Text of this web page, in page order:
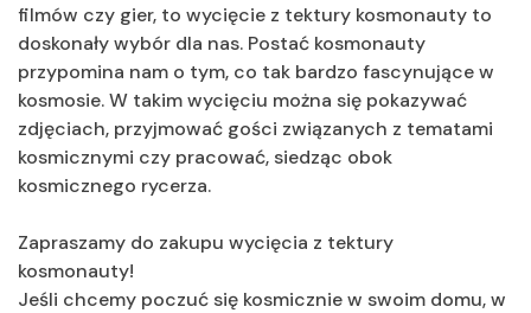
filmów czy gier, to wycięcie z tektury kosmonauty to
doskonały wybór dla nas. Postać kosmonauty
przypomina nam o tym, co tak bardzo fascynujące w
kosmosie. W takim wycięciu można się pokazywać
zdjęciach, przyjmować gości związanych z tematami
kosmicznymi czy pracować, siedząc obok
kosmicznego rycerza.
Zapraszamy do zakupu wycięcia z tektury
kosmonauty!
Jeśli chcemy poczuć się kosmicznie w swoim domu, w